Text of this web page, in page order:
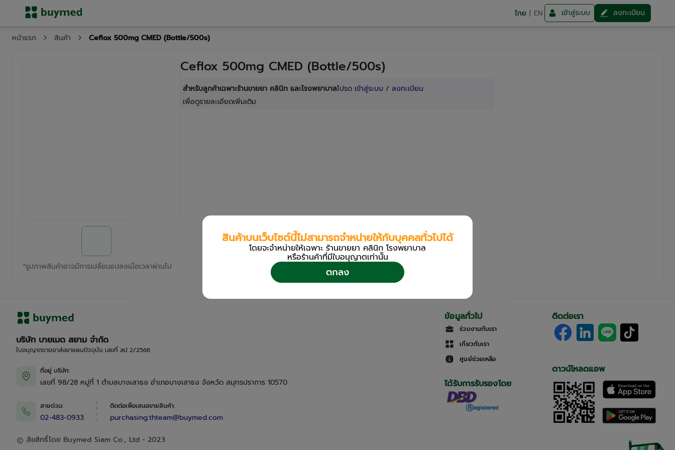
ไทย | EN เข้าสู่ระบบ ลงทะเบียน
หน้าแรก สินค้า Ceflox 500mg CMED (Bottle/500s)
*รูปภาพสินค้าอาจมีการเปลี่ยนแปลงเมื่อเวลาผ่านไป
Ceflox 500mg CMED (Bottle/500s)
สำหรับลูกค้าเฉพาะร้านขายยา คลินิก และโรงพยาบาลโปรด เข้าสู่ระบบ / ลงทะเบียน
เพื่อดูรายละเอียดเพิ่มเติม
บริษัท บายเมด สยาม จำกัด
ใบอนุญาตขายยาส่งยาแผนปัจจุบัน เลขที่ สป 2/2566
ที่อยู่ บริษัท:
เลขที่ 98/28 หมู่ที่ 1 ตำบลบางเสาธง อำเภอบางเสาธง จังหวัด สมุทรปราการ 10570
สายด่วน:
02-483-0933
ติดต่อเพื่อเสนอขายสินค้า:
purchasing.thteam@buymed.com
ลิขสิทธิ์โดย Buymed Siam Co., Ltd - 2023
ข้อมูลทั่วไป
ร่วมงานกับเรา
เกี่ยวกับเรา
ศูนย์ช่วยเหลือ
ได้รับการรับรองโดย
ติดต่อเรา
ดาวน์โหลดแอพ
สินค้าบนเว็บไซต์นี้ไม่สามารถจำหน่ายให้กับบุคคลทั่วไปได้
โดยจะจำหน่ายให้เฉพาะ ร้านขายยา คลินิก โรงพยาบาล
หรือร้านค้าที่มีใบอนุญาตเท่านััน
ตกลง